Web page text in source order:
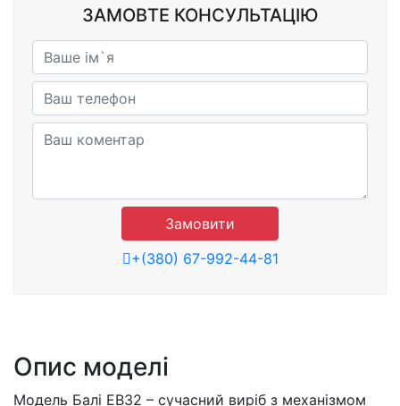
ЗАМОВТЕ КОНСУЛЬТАЦІЮ
Замовити
+(380) 67-992-44-81
Опис моделі
Модель Балі ЕВ32 – сучасний виріб з механізмом